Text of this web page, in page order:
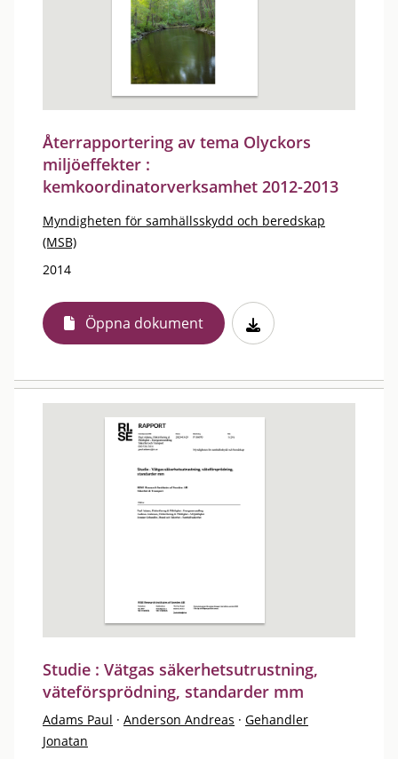
Återrapportering av tema Olyckors
miljöeffekter :
kemkoordinatorverksamhet 2012-2013
Myndigheten för samhällsskydd och beredskap
(MSB)
2014
Öppna dokument
Studie : Vätgas säkerhetsutrustning,
väteförsprödning, standarder mm
Adams Paul · Anderson Andreas · Gehandler
Jonatan